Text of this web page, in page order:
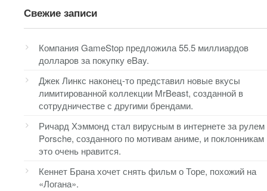
Свежие записи
Компания GameStop предложила 55.5 миллиардов
долларов за покупку eBay.
Джек Линкс наконец-то представил новые вкусы
лимитированной коллекции MrBeast, созданной в
сотрудничестве с другими брендами.
Ричард Хэммонд стал вирусным в интернете за рулем
Porsche, созданного по мотивам аниме, и поклонникам
это очень нравится.
Кеннет Брана хочет снять фильм о Торе, похожий на
«Логана».